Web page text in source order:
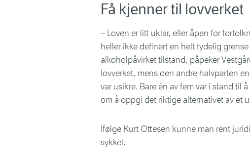
Få kjenner til lovverket
– Loven er litt uklar, eller åpen for
heller ikke definert en helt tydelig
alkoholpåvirket tilstand, påpeker
lovverket, mens den andre halvparten
var usikre. Bare én av fem var i stand til
om å oppgi det riktige alternativet av et
Ifølge Kurt Ottesen kunne man rent
sykkel.